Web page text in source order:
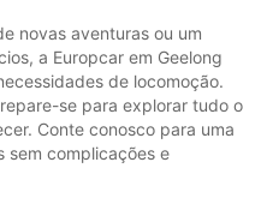
novas aventuras ou um
a Europcar em Geelong
de locomoção.
se para explorar tudo o
Conte conosco para uma
sem complicações e